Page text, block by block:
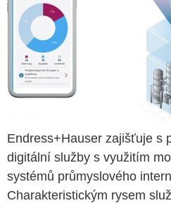
Endress+Hauser zajišťuje s
digitální služby s využitím
systémů průmyslového
Charakteristickým rysem